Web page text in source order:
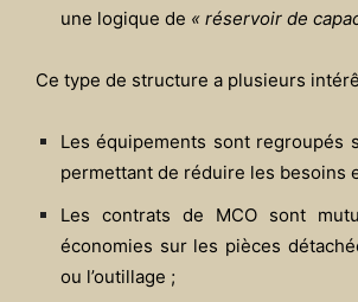
une logique de « réservoir de
Ce type de structure a plusieurs
Les équipements sont regroupés
permettant de réduire les besoins
Les contrats de MCO sont
économies sur les pièces
ou l’outillage ;